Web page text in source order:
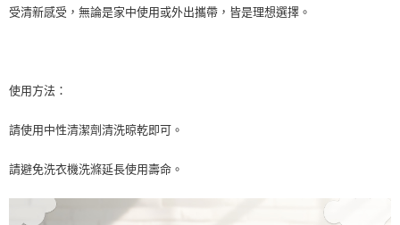
購買商品的店家。未經商家同意取消之訂單仍視為有效，需透過AFTEE先享
１．透過由恩沛科技股份有限公司提供之「AFTEE先享後付」服務完成之交
易，需依本服務之必要範圍內提供個人資料，並將交易相關給付款項請求債
２．關於個人資料處理事宜，請瀏覽以下網址：
３．未成年的使用者請事先徵得法定代理人或監護人之同意方可使用
「AFTEE先享後付」，若未經同意申辦者引起之損失，本公司不負相關責
付款後全家取貨
每筆NT$60，滿NT$490(含以上)免運費
7-11離島取貨付款
每筆NT$60，滿NT$490(含以上)免運費
受清新感受，無論是家中使用或外出攜帶，皆是理想選擇。
使用方法：
請使用中性清潔劑清洗晾乾即可。
請避免洗衣機洗滌延長使用壽命。